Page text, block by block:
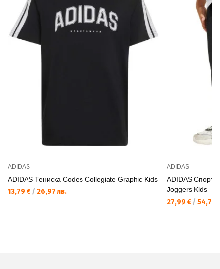
ADIDAS
ADIDAS Тениска Codes Collegiate Graphic Kids
13,79 € / 26,97 лв.
ADIDAS
ADIDAS
Joggers Kids
27,99 € / 54,74